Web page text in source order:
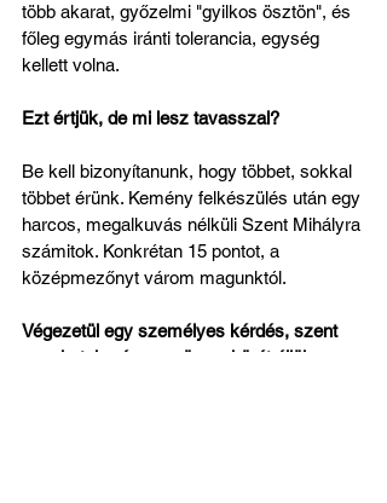
több akarat, győzelmi "gyilkos ösztön", és
főleg egymás iránti tolerancia, egység
kellett volna.
Ezt értjük, de mi lesz tavasszal?
Be kell bizonyítanunk, hogy többet, sokkal
többet érünk. Kemény felkészülés után egy
harcos, megalkuvás nélküli Szent Mihályra
számitok. Konkrétan 15 pontot, a
középmezőnyt várom magunktól.
Végezetül egy személyes kérdés, szent
napokat, karácsony ünnepkörét éljük.